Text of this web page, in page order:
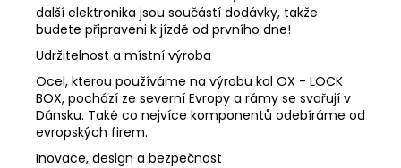
další elektronika jsou součástí dodávky, takže
budete připraveni k jízdě od prvního dne!
Udržitelnost a místní výroba
Ocel, kterou používáme na výrobu kol OX - LOCK
BOX, pochází ze severní Evropy a rámy se svařují v
Dánsku. Také co nejvíce komponentů odebíráme od
evropských firem.
Inovace, design a bezpečnost